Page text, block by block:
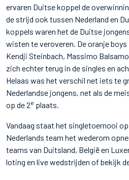
ervaren Duitse koppel de
de strijd ook tussen Nederland en
koppels waren het de Duitse
wisten te veroveren. De oranje boys
Kendji Steinbach, Massimo
zich echter terug in de singles en
Helaas was het verschil net iets te
Nederlandse jongens, net als de
op de 2e plaats.
Vandaag staat het singletoernooi
Nederlands team het wederom
teams van Duitsland, België en
loting en live wedstrijden of bekijk